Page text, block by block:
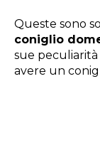
Queste sono
coniglio
sue
avere un